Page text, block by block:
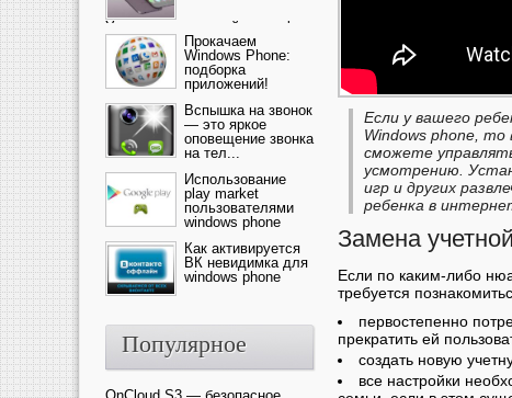
Если у вашего
Windows phone,
сможете
усмотрению.
игр и других
ребенка в
Замена
Если по каким-либо
требуется
первостепенно
прекратить ей
создать новую
все настройки
Ультрасовременный смартфон
— это новика от компании Ap...
Прокачаем
Windows Phone:
подборка
приложений!
Вспышка на звонок
— это яркое
оповещение звонка
на тел...
Использование
play market
пользователями
windows phone
Как активируется
ВК невидимка для
windows phone
Популярное